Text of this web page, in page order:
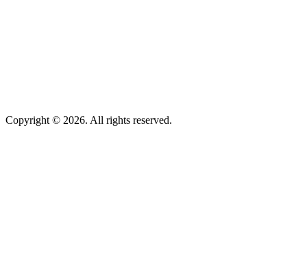
Copyright © 2026. All rights reserved.